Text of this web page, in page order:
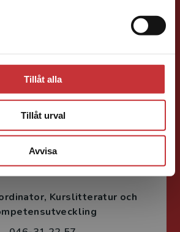
Tillåt alla
Tillåt urval
Avvisa
matematik och statistik
E-post
Fritjof Janson
Kurslitteratur och